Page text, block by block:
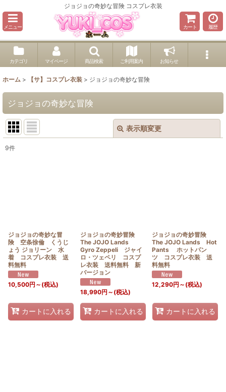
ジョジョの奇妙な冒険 コスプレ衣装
メニュー カート 履歴
カテゴリ マイページ 商品検索 ご利用案内 お知らせ
ホーム > 【サ】コスプレ衣装 > ジョジョの奇妙な冒険
ジョジョの奇妙な冒険
表示順変更
9件
ジョジョの奇妙な冒
険 空条徐倫 くうじ
ょう ジョリーン 水
着 コスプレ衣装 送
料無料
10,500円 ～ (税込)
カートに入れる
ジョジョの奇妙冒険
The JOJO Lands
Gyro Zeppeli ジャイ
ロ・ツェペリ コスプ
レ衣装 送料無料 新
バージョン
18,990円 ～ (税込)
カートに入れる
ジョジョの奇妙冒険
The JOJO Lands Hot
Pants ホットパン
ツ コスプレ衣装 送
料無料
12,290円 ～ (税込)
カートに入れる